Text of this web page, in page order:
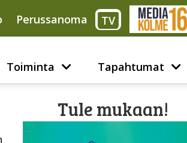
Perussanoma TV Media316
Toiminta Tapahtumat
Tule mukaan!